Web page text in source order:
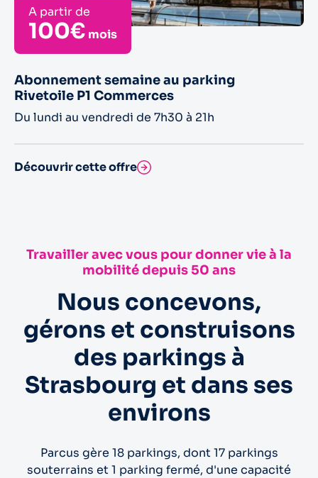
A partir de
100€ mois
Abonnement semaine au parking
Rivetoile P1 Commerces
Du lundi au vendredi de 7h30 à 21h
Découvrir cette offre
Travailler avec vous pour donner vie à la
mobilité depuis 50 ans
Nous concevons,
gérons et construisons
des parkings à
Strasbourg et dans ses
environs
Parcus gère 18 parkings, dont 17 parkings
souterrains et 1 parking fermé, d'une capacité